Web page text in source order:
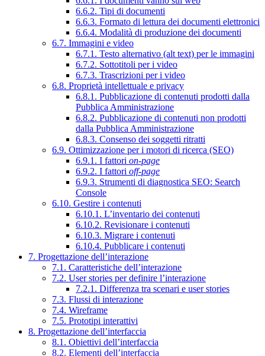
6.6.2. Tipi di documenti
6.6.3. Formato di lettura dei documenti elettronici
6.6.4. Modalità di produzione dei documenti
6.7. Immagini e video
6.7.1. Testo alternativo (alt text) per le immagini
6.7.2. Sottotitoli per i video
6.7.3. Trascrizioni per i video
6.8. Proprietà intellettuale e privacy
6.8.1. Pubblicazione di contenuti prodotti dalla
Pubblica Amministrazione
6.8.2. Pubblicazione di contenuti non prodotti
dalla Pubblica Amministrazione
6.8.3. Consenso dei soggetti ritratti
6.9. Ottimizzazione per i motori di ricerca (SEO)
6.9.1. I fattori on-page
6.9.2. I fattori off-page
6.9.3. Strumenti di diagnostica SEO: Search
Console
6.10. Gestire i contenuti
6.10.1. L’inventario dei contenuti
6.10.2. Revisionare i contenuti
6.10.3. Migrare i contenuti
6.10.4. Pubblicare i contenuti
7. Progettazione dell’interazione
7.1. Caratteristiche dell’interazione
7.2. User stories per definire l’interazione
7.2.1. Differenza tra scenari e user stories
7.3. Flussi di interazione
7.4. Wireframe
7.5. Prototipi interattivi
8. Progettazione dell’interfaccia
8.1. Obiettivi dell’interfaccia
8.2. Elementi dell’interfaccia